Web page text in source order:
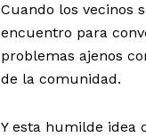
Cuando los vecinos
encuentro para
problemas ajenos
de la comunidad.
Y esta humilde idea